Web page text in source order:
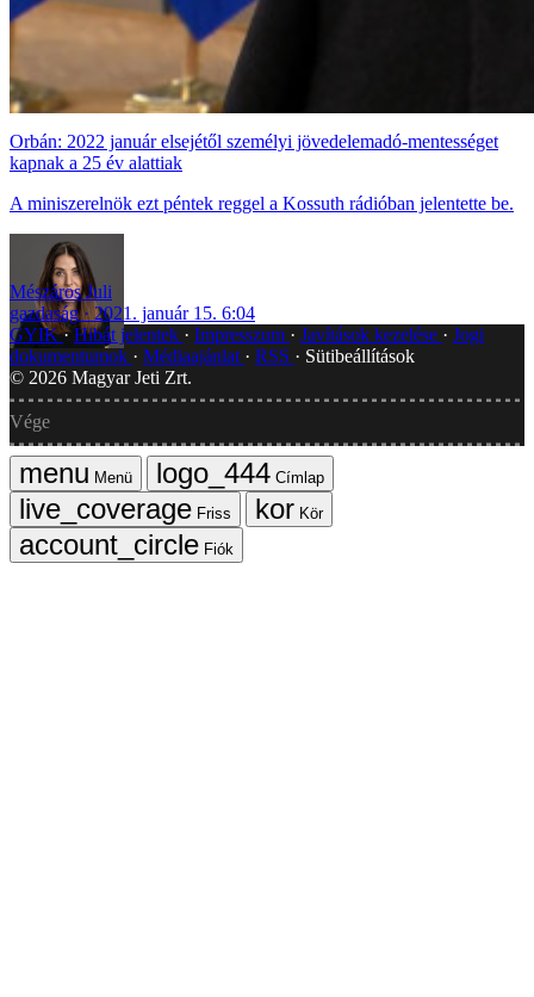
Orbán: 2022 január elsejétől személyi jövedelemadó-mentességet
kapnak a 25 év alattiak
A miniszerelnök ezt péntek reggel a Kossuth rádióban jelentette be.
Mészáros Juli
gazdaság
2021. január 15. 6:04
GYIK Hibát jelentek Impresszum Javítások kezelése
Jogi
dokumentumok
Médiaajánlat RSS
Sütibeállítások
© 2026 Magyar Jeti Zrt.
Vége
Menü
Címlap
Friss
Kör
Fiók